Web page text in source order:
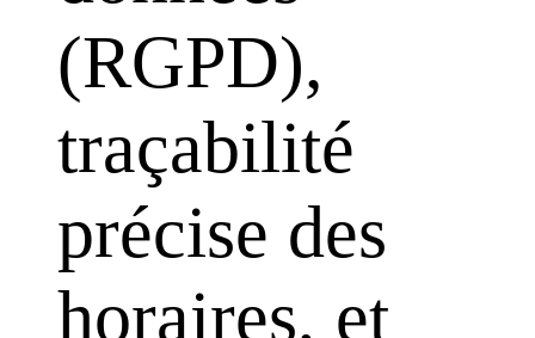
(RGPD),
traçabilité
précise des
horaires, et